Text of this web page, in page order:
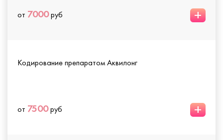
от 7000руб +
Кодирование препаратом Аквилонг
от 7500руб +